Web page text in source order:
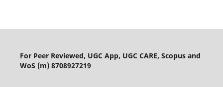
For Peer Reviewed, UGC App, UGC CARE, Scopus and
WoS (m) 8708927219